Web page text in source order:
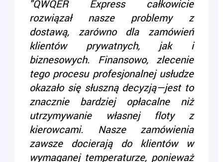
"QWQER Express całkowicie
rozwiązał nasze problemy z
dostawą, zarówno dla zamówień
klientów prywatnych, jak i
biznesowych. Finansowo, zlecenie
tego procesu profesjonalnej usłudze
okazało się słuszną decyzją—jest to
znacznie bardziej opłacalne niż
utrzymywanie własnej floty z
kierowcami. Nasze zamówienia
zawsze docierają do klientów w
wymaganej temperaturze, ponieważ